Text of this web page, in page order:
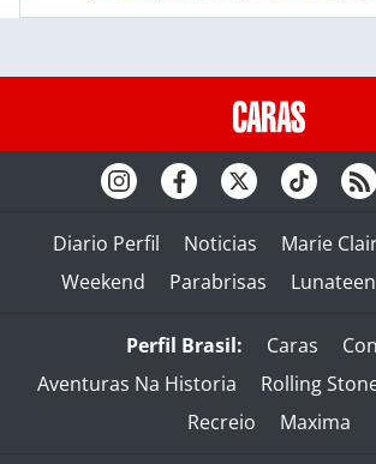
Diario Perfil Noticias Marie
Weekend
Parabrisas Lunateen
Perfil Brasil: Caras
Aventuras Na Historia
Rolling
Recreio
Maxima